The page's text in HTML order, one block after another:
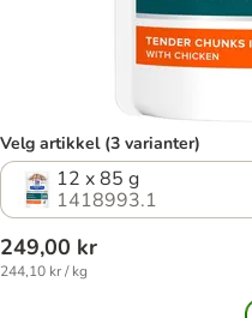
Velg artikkel (3 varianter)
12 x 85 g
1418993.1
249,00 kr
244,10 kr / kg